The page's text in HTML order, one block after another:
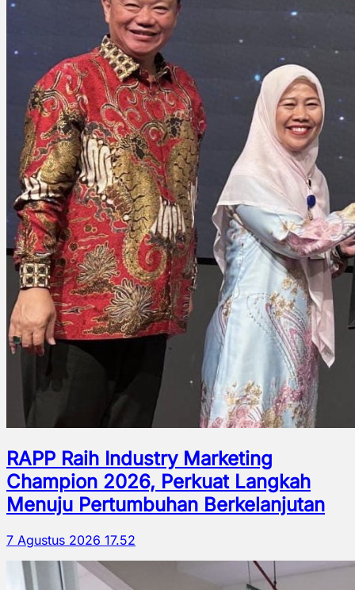
RAPP Raih Industry Marketing
Champion 2026, Perkuat Langkah
Menuju Pertumbuhan Berkelanjutan
7 Agustus 2026 17.52